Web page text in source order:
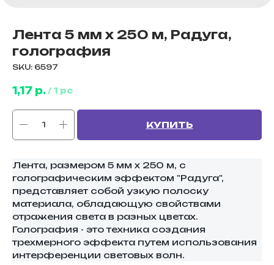
Лента 5 мм х 250 м, Радуга,
голография
SKU: 6597
1,17 р. / 1 pc
КУПИТЬ
Лента, размером 5 мм х 250 м, с
голографическим эффектом "Радуга",
представляет собой узкую полоску
материала, обладающую свойствами
отражения света в разных цветах.
Голография - это техника создания
трехмерного эффекта путем использования
интерференции световых волн.